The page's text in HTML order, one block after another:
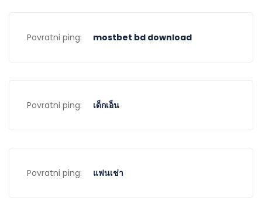
Povratni ping: mostbet bd download
Povratni ping: เด็กเอ็น
Povratni ping: แฟนเช่า